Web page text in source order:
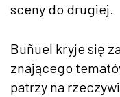
sceny do drugiej.
Buñuel kryje się
znającego
patrzy na